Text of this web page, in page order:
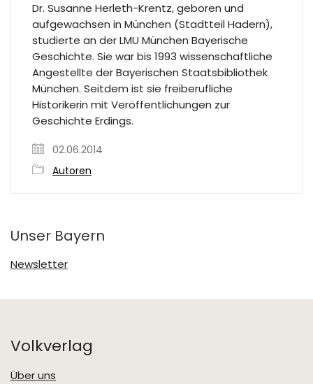
Dr. Susanne Herleth-Krentz, geboren und
aufgewachsen in München (Stadtteil Hadern),
studierte an der LMU München Bayerische
Geschichte. Sie war bis 1993 wissenschaftliche
Angestellte der Bayerischen Staatsbibliothek
München. Seitdem ist sie freiberufliche
Historikerin mit Veröffentlichungen zur
Geschichte Erdings.
02.06.2014
Autoren
Unser Bayern
Newsletter
Volkverlag
Über uns